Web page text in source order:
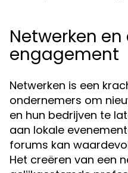
Netwerken
engagement
Netwerken is een
ondernemers om
en hun bedrijven te
aan lokale
forums kan
Het creëren van een